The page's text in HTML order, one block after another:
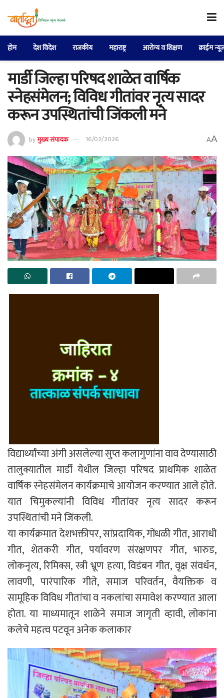
होम देश विदेश राजकीय महाराष्ट्र आरोग्य व शिक्षण क्राईम
मार्डी जिल्हा परिषद शाळेत वार्षिक
स्नेहसंमेलन; विविध गीतांवर नृत्य सादर
करून उपस्थितांची जिंकली मने
byमुख्य संपादक 16/02/2026 AA
विद्यार्थ्यांच्या अंगी असलेल्या सुप्त कलागुणांना वाव देण्यासाठी
तालुक्यातील मार्डी येथील जिल्हा परिषद प्राथमिक शाळेत
वार्षिक स्नेहसंमेलन कार्यक्रमाचे आयोजन करण्यात आले होते.
यात चिमुकल्यांनी विविध गीतांवर नृत्य सादर करून
उपस्थितांची मने जिंकली.
या कार्यक्रमात देशभक्तीपर, सांप्रदायिक, गोंधळी गीत, आराधी
गीत, शेतकरी गीत, पर्यावरण संरक्षणपर गीत, भारुड,
लोकनृत्य, रिमिक्स, स्त्री भ्रूण हत्या, विडंबन गीत, वृक्ष संवर्धन,
लावणी, पारंपारिक गीते, समाज परिवर्तन, वैयक्तिक व
सामूहिक विविध गीतांचा व नकलांचा समावेश करण्यात आला
होता. या माध्यमातून शाळेने समाज जागृती व्हावी, लोकांना
कलेचे महत्व पटवून अनेक कलाकार